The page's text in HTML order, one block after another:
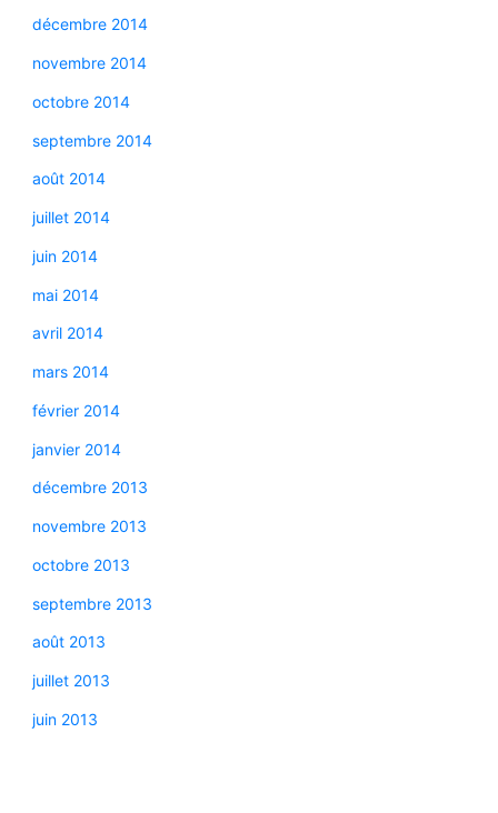
décembre 2014
novembre 2014
octobre 2014
septembre 2014
août 2014
juillet 2014
juin 2014
mai 2014
avril 2014
mars 2014
février 2014
janvier 2014
décembre 2013
novembre 2013
octobre 2013
septembre 2013
août 2013
juillet 2013
juin 2013